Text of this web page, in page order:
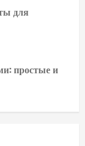
для
простые и